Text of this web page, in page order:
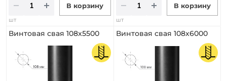
В корзину
шт
В корзину
шт
Винтовая свая 108х5500 Винтовая свая 108х6000